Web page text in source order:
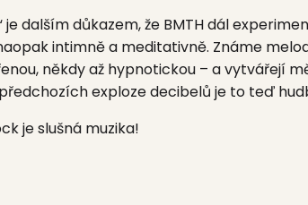
je dalším důkazem, že BMTH dál
intimně a meditativně. Známe
někdy až hypnotickou – a vytvářejí
exploze decibelů je to teď
je slušná muzika!